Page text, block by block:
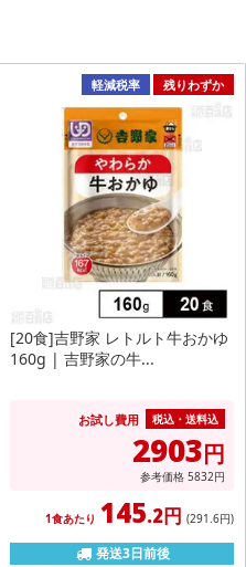
軽減税率 残りわずか
[20食]吉野家 レトルト牛おかゆ
160g | 吉野家の牛...
お試し費用 税込・送料込
2903円
参考価格 5832円
1食あたり 145.2円 (291.6円)
発送3日前後